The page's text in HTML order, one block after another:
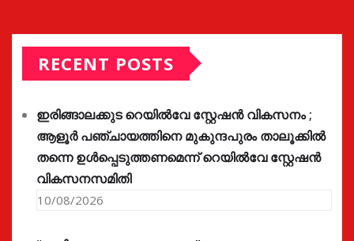
RECENT POSTS
ഇരിങ്ങാലക്കുട റെയിൽവേ സ്റ്റേഷൻ വികസനം ;
ആളൂർ പഞ്ചായത്തിനെ മുകുന്ദപുരം താലൂക്കിൽ
തന്നെ ഉൾപ്പെടുത്തണമെന്ന് റെയിൽവേ സ്റ്റേഷൻ
വികസനസമിതി
10/08/2026